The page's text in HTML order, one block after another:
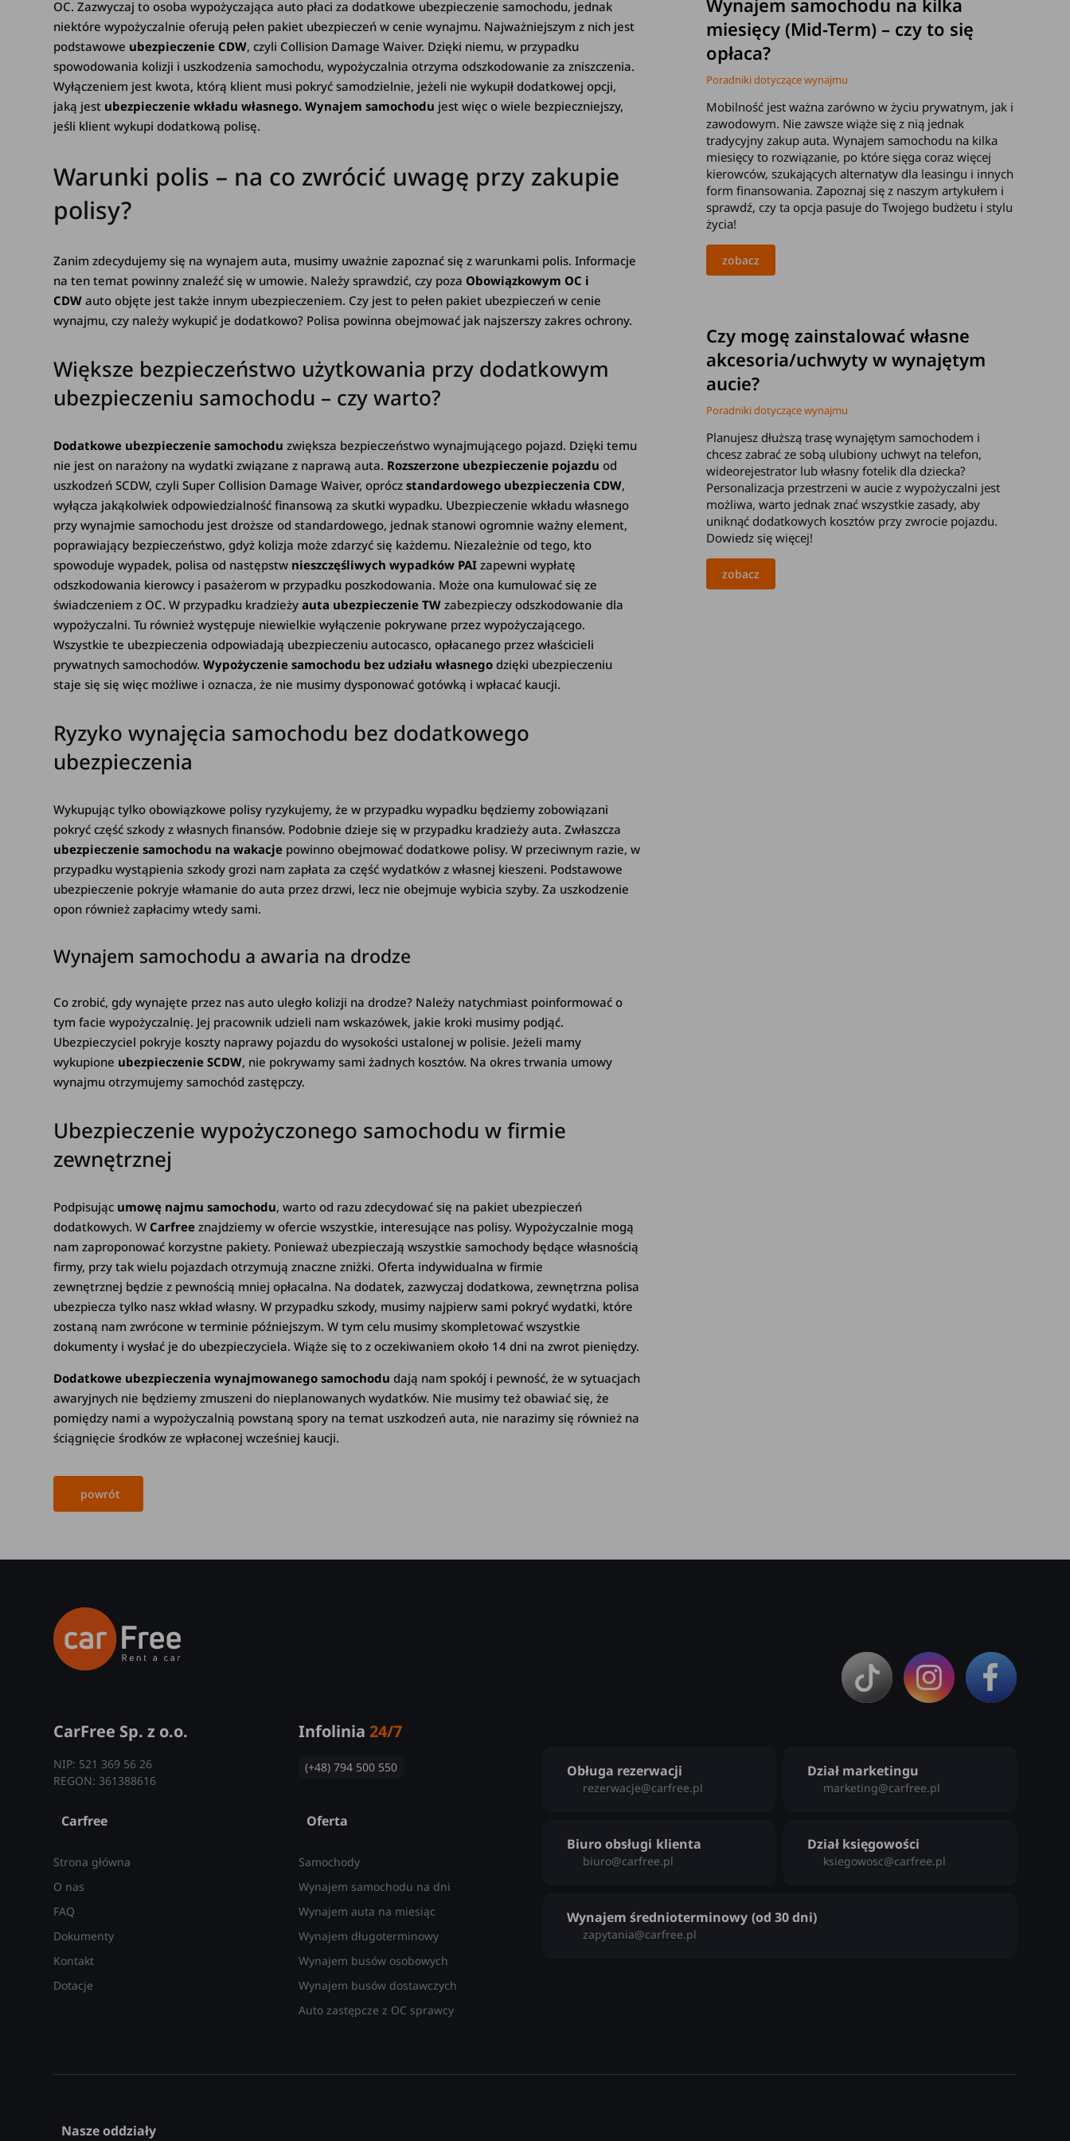
OC. Zazwyczaj to osoba wypożyczająca auto płaci zadodatkowe ubezpieczenie samochodu, jednak
niektóre wypożyczalnie oferują pełen pakiet ubezpieczeń w cenie wynajmu. Najważniejszym z nich jest
podstawowe ubezpieczenie CDW, czyli Collision Damage Waiver. Dzięki niemu, w przypadku
spowodowania kolizji i uszkodzenia samochodu, wypożyczalnia otrzyma odszkodowanie za zniszczenia.
Wyłączeniem jest kwota, którą klient musi pokryć samodzielnie, jeżeli nie wykupił dodatkowej opcji,
jaką jest ubezpieczenie wkładu własnego. Wynajem samochodu jest więc o wiele bezpieczniejszy,
jeśli klient wykupi dodatkową polisę.
Warunki polis – na co zwrócić uwagę przy zakupie
polisy?
Zanim zdecydujemy się na wynajem auta, musimy uważnie zapoznać się z warunkami polis. Informacje
na ten temat powinny znaleźć się w umowie. Należy sprawdzić, czy poza Obowiązkowym OC i
CDW auto objęte jest także innym ubezpieczeniem. Czy jest to pełen pakiet ubezpieczeń w cenie
wynajmu, czy należy wykupić je dodatkowo? Polisa powinna obejmować jak najszerszy zakres ochrony.
Większe bezpieczeństwo użytkowania przy dodatkowym
ubezpieczeniu samochodu – czy warto?
Dodatkowe ubezpieczenie samochodu zwiększa bezpieczeństwo wynajmującego pojazd. Dzięki temu
nie jest on narażony na wydatki związane z naprawą auta. Rozszerzone ubezpieczenie pojazdu od
uszkodzeń SCDW, czyli Super Collision Damage Waiver, opróczstandardowego ubezpieczenia CDW,
wyłącza jakąkolwiek odpowiedzialność finansową za skutki wypadku. Ubezpieczenie wkładu własnego
przy wynajmie samochodu jest droższe od standardowego, jednak stanowi ogromnie ważny element,
poprawiający bezpieczeństwo, gdyż kolizja może zdarzyć się każdemu. Niezależnie od tego, kto
spowoduje wypadek, polisa od następstw nieszczęśliwych wypadków PAI zapewni wypłatę
odszkodowania kierowcy i pasażerom w przypadku poszkodowania. Może ona kumulować się ze
świadczeniem z OC. W przypadku kradzieżyauta ubezpieczenie TW zabezpieczy odszkodowanie dla
wypożyczalni. Tu również występuje niewielkie wyłączenie pokrywane przez wypożyczającego.
Wszystkie te ubezpieczenia odpowiadają ubezpieczeniu autocasco, opłacanego przez właścicieli
prywatnych samochodów.Wypożyczenie samochodu bez udziału własnegodzięki ubezpieczeniu
staje się się więc możliwe i oznacza, że nie musimy dysponować gotówką i wpłacać kaucji.
Ryzyko wynajęcia samochodu bez dodatkowego
ubezpieczenia
Wykupując tylko obowiązkowe polisy ryzykujemy, że w przypadku wypadku będziemy zobowiązani
pokryć część szkody z własnych finansów. Podobnie dzieje się w przypadku kradzieży auta. Zwłaszcza
ubezpieczenie samochodu na wakacje powinno obejmować dodatkowe polisy. W przeciwnym razie, w
przypadku wystąpienia szkody grozi nam zapłata za część wydatków z własnej kieszeni. Podstawowe
ubezpieczenie pokryje włamanie do auta przez drzwi, lecz nie obejmuje wybicia szyby. Za uszkodzenie
opon również zapłacimy wtedy sami.
Wynajem samochodu a awaria na drodze
Co zrobić, gdy wynajęte przez nas auto uległo kolizji na drodze? Należy natychmiast poinformować o
tym facie wypożyczalnię. Jej pracownik udzieli nam wskazówek, jakie kroki musimy podjąć.
Ubezpieczyciel pokryje koszty naprawy pojazdu do wysokości ustalonej w polisie. Jeżeli mamy
wykupione ubezpieczenie SCDW, nie pokrywamy sami żadnych kosztów. Na okres trwania umowy
wynajmu otrzymujemy samochód zastępczy.
Ubezpieczenie wypożyczonego samochodu w firmie
zewnętrznej
Podpisując umowę najmu samochodu, warto od razu zdecydować się na pakiet ubezpieczeń
dodatkowych. W Carfree znajdziemy w ofercie wszystkie, interesujące nas polisy. Wypożyczalnie mogą
nam zaproponować korzystne pakiety. Ponieważ ubezpieczają wszystkie samochody będące własnością
firmy, przy tak wielu pojazdach otrzymują znaczne zniżki. Oferta indywidualna w firmie
zewnętrznej będzie z pewnością mniej opłacalna. Na dodatek, zazwyczaj dodatkowa,zewnętrzna polisa
ubezpiecza tylko nasz wkład własny. W przypadku szkody, musimy najpierw sami pokryć wydatki, które
zostaną nam zwrócone w terminie późniejszym. W tym celu musimy skompletować wszystkie
dokumenty i wysłać je do ubezpieczyciela. Wiąże się to z oczekiwaniem około 14 dni na zwrot pieniędzy.
Dodatkowe ubezpieczenia wynajmowanego samochodu dają nam spokój i pewność, że w sytuacjach
awaryjnych nie będziemy zmuszeni do nieplanowanych wydatków. Nie musimy też obawiać się, że
pomiędzy nami a wypożyczalnią powstaną spory na temat uszkodzeń auta, nie narazimy się również na
ściągnięcie środków ze wpłaconej wcześniej kaucji.
powrót
Wynajem samochodu na kilka
miesięcy (Mid-Term) – czy to się
opłaca?
Poradniki dotyczące wynajmu
Mobilność jest ważna zarówno w życiu prywatnym, jak i
zawodowym. Nie zawsze wiąże się z nią jednak
tradycyjny zakup auta. Wynajem samochodu na kilka
miesięcy to rozwiązanie, po które sięga coraz więcej
kierowców, szukających alternatyw dla leasingu i innych
form finansowania. Zapoznaj się z naszym artykułem i
sprawdź, czy ta opcja pasuje do Twojego budżetu i stylu
życia!
zobacz
Czy mogę zainstalować własne
akcesoria/uchwyty w wynajętym
aucie?
Poradniki dotyczące wynajmu
Planujesz dłuższą trasę wynajętym samochodem i
chcesz zabrać ze sobą ulubiony uchwyt na telefon,
wideorejestrator lub własny fotelik dla dziecka?
Personalizacja przestrzeni w aucie z wypożyczalni jest
możliwa, warto jednak znać wszystkie zasady, aby
uniknąć dodatkowych kosztów przy zwrocie pojazdu.
Dowiedz się więcej!
zobacz
CarFree Sp. z o.o.
NIP: 521 369 56 26
REGON: 361388616
Infolinia 24/7
(+48) 794 500 550 Obługa rezerwacji
rezerwacje@carfree.pl
Dział marketingu
marketing@carfree.pl
Biuro obsługi klienta
biuro@carfree.pl
Dział księgowości
ksiegowosc@carfree.pl
Wynajem średnioterminowy (od 30 dni)
zapytania@carfree.pl
Carfree
Strona główna
O nas
FAQ
Dokumenty
Kontakt
Dotacje
Oferta
Samochody
Wynajem samochodu na dni
Wynajem auta na miesiąc
Wynajem długoterminowy
Wynajem busów osobowych
Wynajem busów dostawczych
Auto zastępcze z OC sprawcy
Nasze oddziały